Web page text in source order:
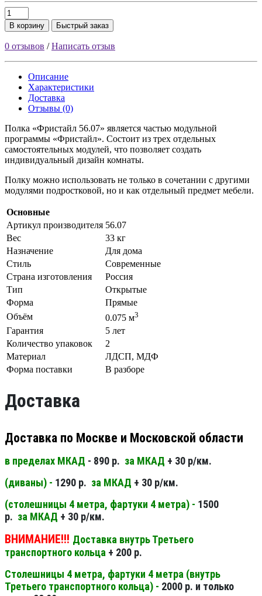
В корзину Быстрый заказ
0 отзывов /Написать отзыв
Описание
Характеристики
Доставка
Отзывы (0)
Полка «Фристайл 56.07» является частью модульной
программы «Фристайл». Состоит из трех отдельных
самостоятельных модулей, что позволяет создать
индивидуальный дизайн комнаты.
Полку можно использовать не только в сочетании с другими
модулями подростковой, но и как отдельный предмет мебели.
Основные
Артикул производителя 56.07
Вес
33 кг
Назначение
Для дома
Стиль
Современные
Страна изготовления
Россия
Тип
Открытые
Форма
Прямые
Объём
0.075 м3
Гарантия
5 лет
Количество упаковок
2
Материал
ЛДСП, МДФ
Форма поставки
В разборе
Доставка
Доставка по Москве и Московской области
в пределах МКАД - 890 р. за МКАД + 30 р/км.
(диваны) - 1290 р. за МКАД + 30 р/км.
(столешницы 4 метра, фартуки 4 метра) - 1500
р. за МКАД + 30 р/км.
ВНИМАНИЕ!!! Доставка внутрь Третьего
транспортного кольца + 200 р.
Столешницы 4 метра, фартуки 4 метра (внутрь
Третьего транспортного кольца) - 2000 р. и только